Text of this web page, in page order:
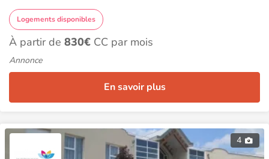
Logements disponibles
À partir de 830€ CC par mois
Annonce
En savoir plus
4